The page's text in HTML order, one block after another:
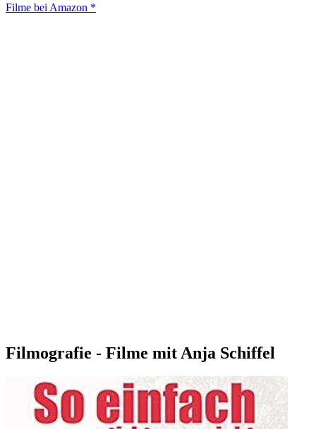
Filme bei Amazon *
Filmografie - Filme mit Anja Schiffel